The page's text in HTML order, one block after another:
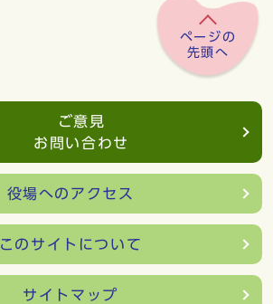
ページの
先頭へ
ご意見
お問い合わせ
役場へのアクセス
このサイトについて
サイトマップ